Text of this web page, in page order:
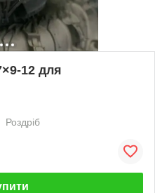
12 для
Роздріб